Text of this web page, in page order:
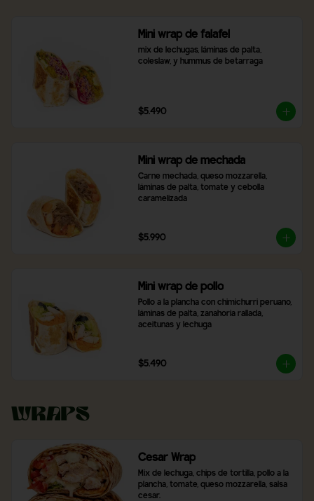
Mini wrap de falafel
mix de lechugas, láminas de palta,
coleslaw, y hummus de betarraga
$5.490
Mini wrap de mechada
Carne mechada, queso mozzarella,
láminas de palta, tomate y cebolla
caramelizada
$5.990
Mini wrap de pollo
Pollo a la plancha con chimichurri peruano,
láminas de palta, zanahoria rallada,
aceitunas y lechuga
$5.490
Wraps
Cesar Wrap
Mix de lechuga, chips de tortilla, pollo a la
plancha, tomate, queso mozzarella, salsa
cesar.